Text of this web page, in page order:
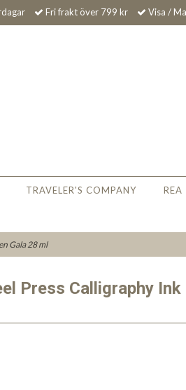
Fri frakt över 799 kr Visa /
TRAVELER'S COMPANY REA
Gala 28 ml
Press Calligraphy Ink